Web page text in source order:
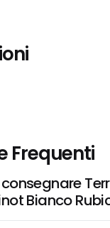
Frequenti
Bianco